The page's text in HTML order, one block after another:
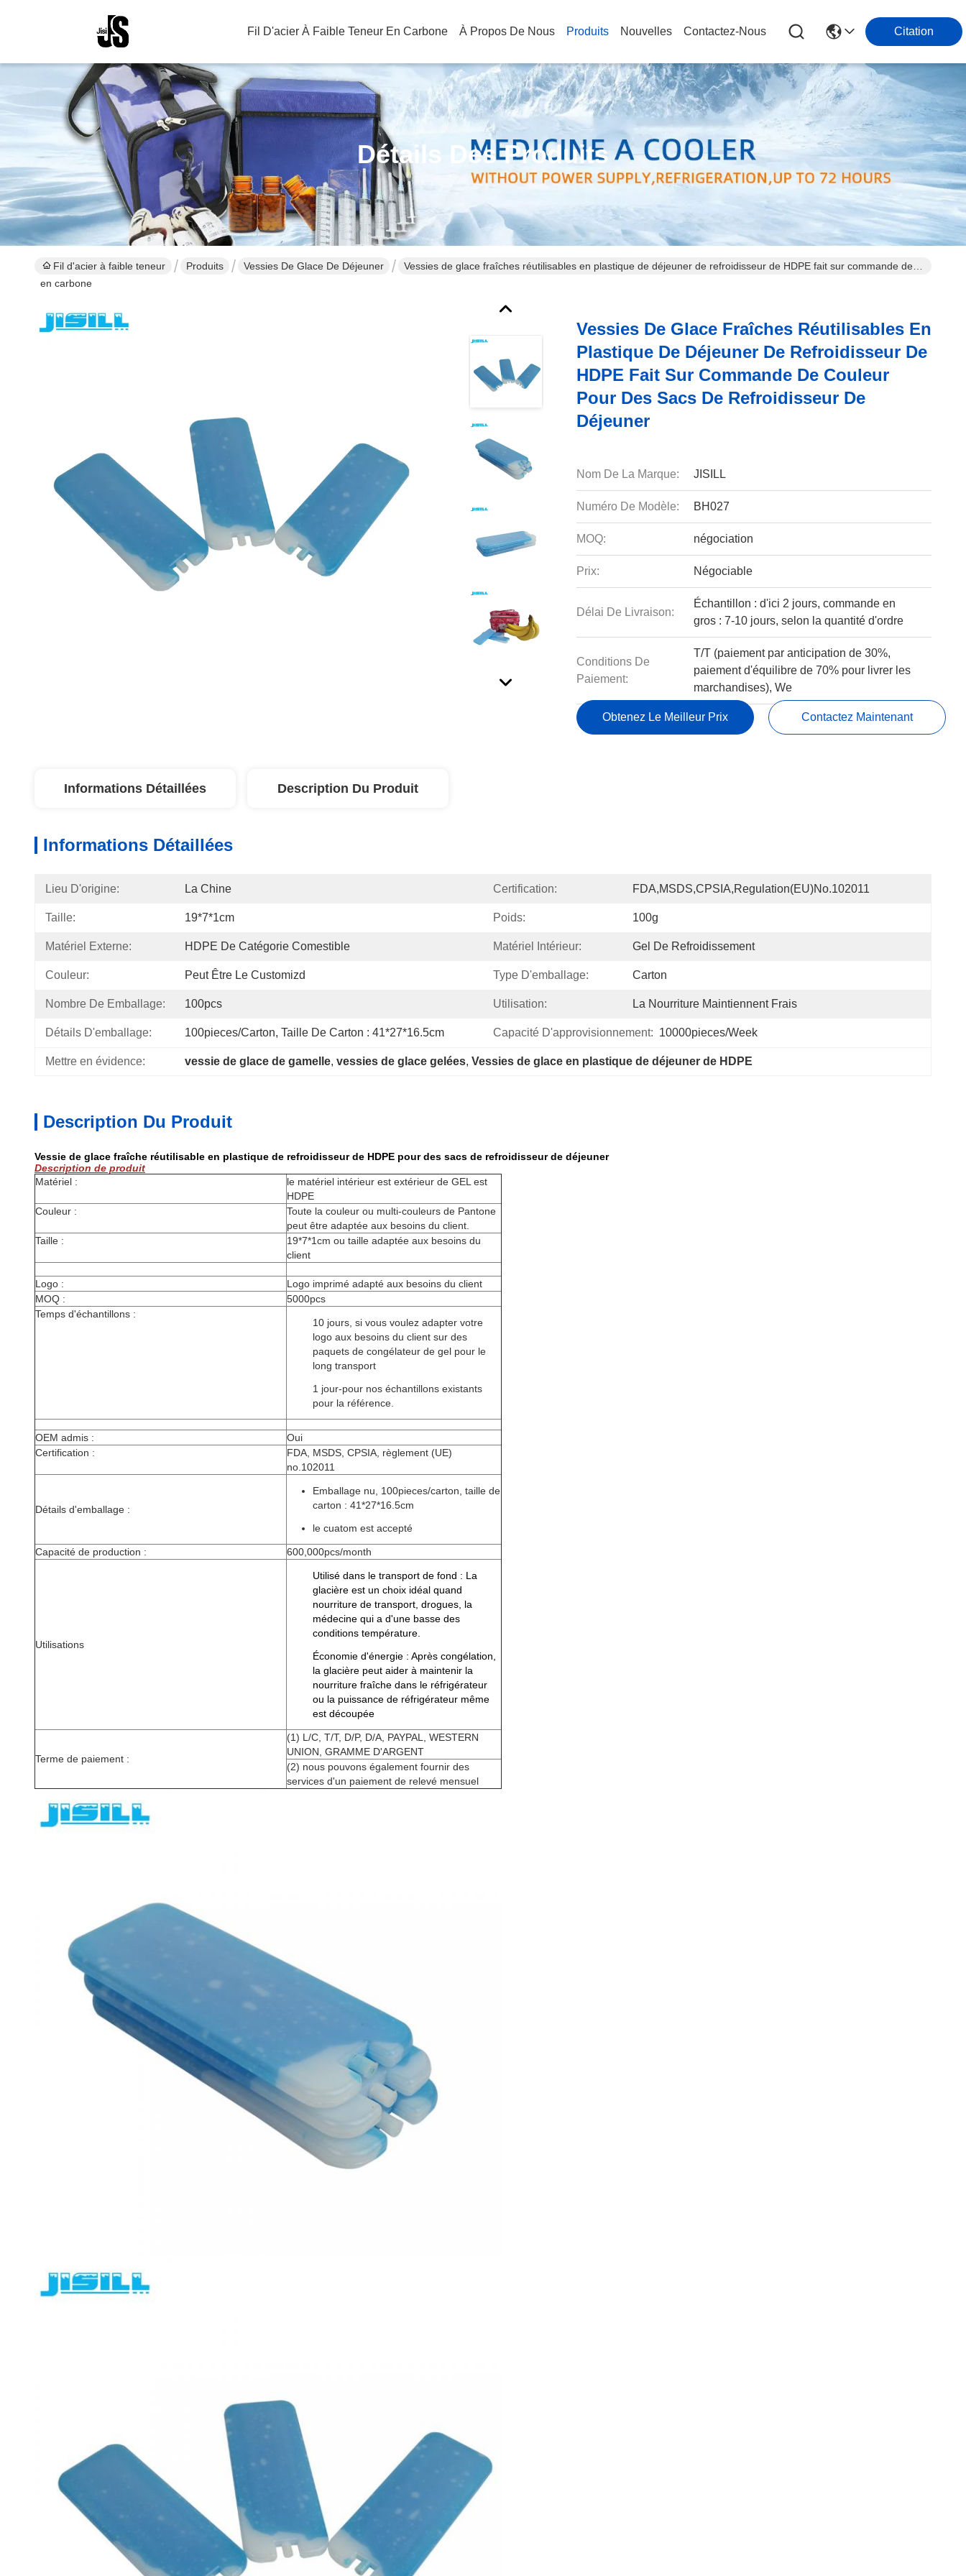
Fil D'acier À Faible Teneur En Carbone À Propos De Nous Produits Nouvelles Contactez-Nous Citation
Détails Des Produits
Fil d'acier à faible teneur
en carbone
Produits Vessies De Glace De Déjeuner
Vessies de glace fraîches réutilisables en plastique de déjeuner de refroidisseur de HDPE fait sur commande de
Vessies De Glace Fraîches Réutilisables En
Plastique De Déjeuner De Refroidisseur De
HDPE Fait Sur Commande De Couleur
Pour Des Sacs De Refroidisseur De
Déjeuner
Nom De La Marque: JISILL
Numéro De Modèle: BH027
MOQ: négociation
Prix: Négociable
Délai De Livraison:
Échantillon : d'ici 2 jours, commande en
gros : 7-10 jours, selon la quantité d'ordre
Conditions De
Paiement:
T/T (paiement par anticipation de 30%,
paiement d'équilibre de 70% pour livrer les
marchandises), We
Obtenez Le Meilleur Prix Contactez Maintenant
Informations Détaillées Description Du Produit
Informations Détaillées
Lieu D'origine: La Chine Certification: FDA,MSDS,CPSIA,Regulation(EU)no.102011
Taille: 19*7*1cm Poids: 100g
Matériel Externe: HDPE De Catégorie Comestible Matériel Intérieur: Gel De Refroidissement
Couleur: Peut Être Le Customizd Type D'emballage: Carton
Nombre De Emballage: 100pcs Utilisation: La Nourriture Maintiennent Frais
Détails D'emballage: 100pieces/carton, Taille De Carton : 41*27*16.5cm Capacité D'approvisionnement: 10000pieces/week
Mettre en évidence: vessie de glace de gamelle, vessies de glace gelées, Vessies de glace en plastique de déjeuner de HDPE
Description Du Produit
Vessie de glace fraîche réutilisable en plastique de refroidisseur de HDPE pour des sacs de refroidisseur de déjeuner
Description de produit
Matériel :
le matériel intérieur est extérieur de GEL est
HDPE
Couleur :
Toute la couleur ou multi-couleurs de Pantone
peut être adaptée aux besoins du client.
Taille :
19*7*1cm ou taille adaptée aux besoins du
client
Logo :
Logo imprimé adapté aux besoins du client
MOQ :
5000pcs
Temps d'échantillons :
10 jours, si vous voulez adapter votre
logo aux besoins du client sur des
paquets de congélateur de gel pour le
long transport
1 jour-pour nos échantillons existants
pour la référence.
OEM admis :
Oui
Certification :
FDA, MSDS, CPSIA, règlement (UE)
no.102011
Détails d'emballage :
Emballage nu, 100pieces/carton, taille de
carton : 41*27*16.5cm
le cuatom est accepté
Capacité de production : 600,000pcs/month
Utilisations
Utilisé dans le transport de fond : La
glacière est un choix idéal quand
nourriture de transport, drogues, la
médecine qui a d'une basse des
conditions température.
Économie d'énergie : Après congélation,
la glacière peut aider à maintenir la
nourriture fraîche dans le réfrigérateur
ou la puissance de réfrigérateur même
est découpée
Terme de paiement :
(1) L/C, T/T, D/P, D/A, PAYPAL, WESTERN
UNION, GRAMME D'ARGENT
(2) nous pouvons également fournir des
services d'un paiement de relevé mensuel